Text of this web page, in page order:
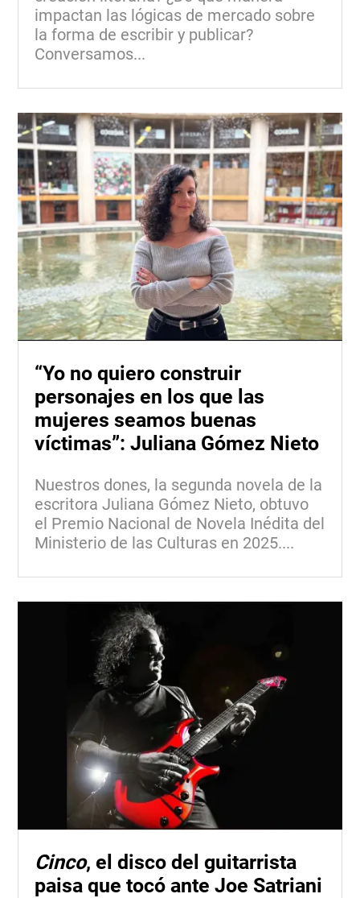
impactan las lógicas de mercado sobre
la forma de escribir y publicar?
Conversamos...
“Yo no quiero construir
personajes en los que las
mujeres seamos buenas
víctimas”: Juliana Gómez Nieto
Nuestros dones, la segunda novela de la
escritora Juliana Gómez Nieto, obtuvo
el Premio Nacional de Novela Inédita del
Ministerio de las Culturas en 2025....
Cinco, el disco del guitarrista
paisa que tocó ante Joe Satriani